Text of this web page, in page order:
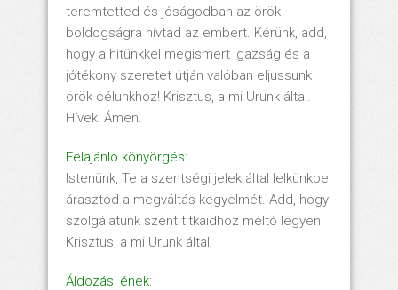
teremtetted és jóságodban az örök
boldogságra hívtad az embert. Kérünk, add,
hogy a hitünkkel megismert igazság és a
jótékony szeretet útján valóban eljussunk
örök célunkhoz! Krisztus, a mi Urunk által.
Hívek: Ámen.
Felajánló könyörgés:
Istenünk, Te a szentségi jelek által lelkünkbe
árasztod a megváltás kegyelmét. Add, hogy
szolgálatunk szent titkaidhoz méltó legyen.
Krisztus, a mi Urunk által.
Áldozási ének: